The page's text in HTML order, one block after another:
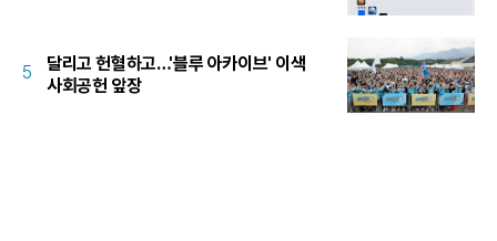
5
달리고 헌혈하고…'블루 아카이브' 이색
사회공헌 앞장